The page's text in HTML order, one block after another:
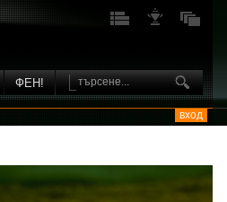
ФЕН!
вход